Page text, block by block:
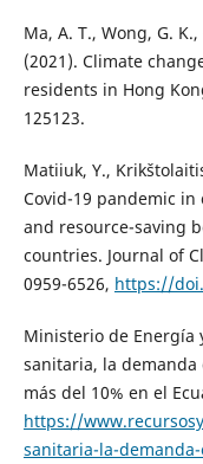
Ma, A. T., Wong, G.
(2021). Climate
residents in Hong
125123.
Matiiuk, Y.,
Covid-19 pandemic
and resource-saving
countries. Journal of
0959-6526, https://
Ministerio de Energía
sanitaria, la
más del 10% en el
https://
sanitaria-la-